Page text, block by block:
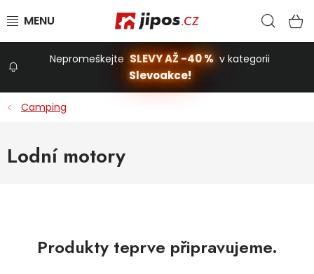
Nepromeškejte SLEVY AŽ -40 % v kategorii
Slevoakce!
Camping
Lodní motory
Produkty teprve připravujeme.